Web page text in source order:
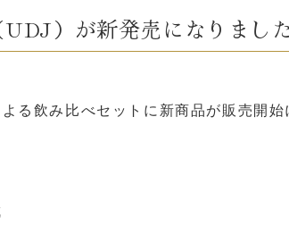
）が新発売になりました
る飲み比べセットに新商品が販売開始